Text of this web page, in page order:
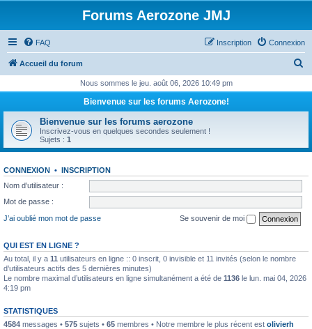
Forums Aerozone JMJ
FAQ Connexion
Inscription
Accueil du forum
h
r
Nous sommes le jeu. août 06, 2026 10:49 pm
Bienvenue sur les forums Aerozone!
Bienvenue sur les forums aerozone
Inscrivez-vous en quelques secondes seulement !
Sujets : 1
CONNEXION • INSCRIPTION
Nom d’utilisateur :
Mot de passe :
J’ai oublié mon mot de passe
Se souvenir de moi
QUI EST EN LIGNE ?
Au total, il y a 11 utilisateurs en ligne :: 0 inscrit, 0 invisible et 11 invités (selon le nombre
d’utilisateurs actifs des 5 dernières minutes)
Le nombre maximal d’utilisateurs en ligne simultanément a été de 1136 le lun. mai 04, 2026
4:19 pm
STATISTIQUES
4584 messages • 575 sujets • 65 membres • Notre membre le plus récent est olivierh